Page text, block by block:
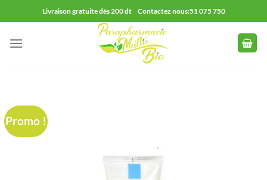
au
contenu
Livraison gratuite dès 200 dt Contactez nous:51 075 750
Promo !